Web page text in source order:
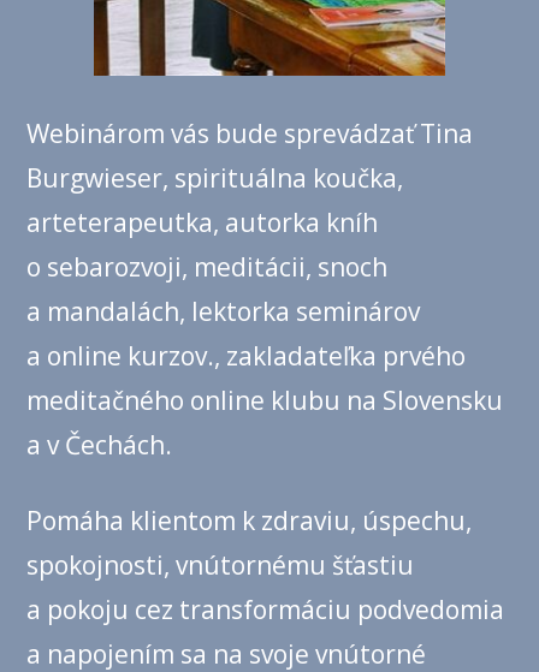
Webinárom vás bude sprevádzať Tina
Burgwieser, spirituálna koučka,
arteterapeutka, autorka kníh
o sebarozvoji, meditácii, snoch
a mandalách, lektorka seminárov
a online kurzov., zakladateľka prvého
meditačného online klubu na Slovensku
a v Čechách.
Pomáha klientom k zdraviu, úspechu,
spokojnosti, vnútornému šťastiu
a pokoju cez transformáciu podvedomia
a napojením sa na svoje vnútorné